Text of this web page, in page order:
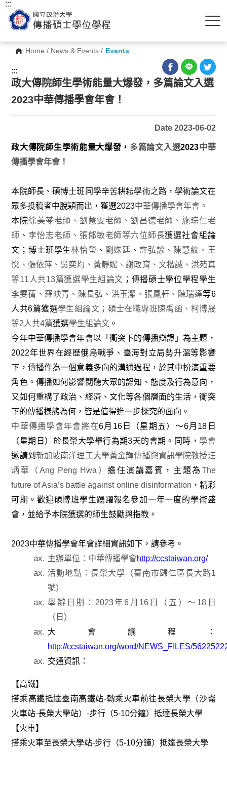
Home / News & Events / Events
:::
:::
政大傳院師生學術能量大爆發，多篇論文入選
2023中華傳播學會年會！
Date 2023-06-02
政大傳院師生學術能量大爆發， 多篇論文入選2023中華
傳播學會年會！
本院師長、碩博士班同學辛苦耕耘學術之路，學術論文在
眾多投稿者中脫穎而出，獲選2023中華傳播學會年會。
本院徐美苓老師、劉慧雯老師、劉昌德老師、施琮仁老
師 、 李怡志老師、張郁敏老師等六位師長獲選社會組論
文；博士班學生林怡瑩 、 劉姝廷 、 許弘諺、陳慧紋、王
悅、張依萍、吳奕均、黃靜妮、謝政育、文楷誠、洪苑真
等11人共13篇獲選學生組論文 ；傳播碩士學位學程學生
李雯蒨、羅映青、陳長弘、洪玉潔、張鳳軒、陳瑞達等6
人共6篇獲選學生組論文；碩士在職專班陳禹函、柯博晟
等2人共4篇獲選學生組論文 。
今年中華傳播學會年會以「衝突下的傳播辯證」為主題，
2022年世界在經歷俄烏戰爭、臺海對立局勢升溫等影響
下，傳播作為一個意義多向的溝通過程，於其中扮演重要
角色。傳播如何影響閱聽大眾的認知、態度及行為意向，
又如何重構了政治、經濟、文化等各個層面的生活，衝突
下的傳播樣態為何，皆是值得進一步探究的面向。
中華傳播學會年會將在6月 16日（星期五）～6月 18 日
（星期日）於長榮大學舉行為期3天的會期。同時，學會
邀請到 新加坡南洋理工大學黃金輝傳播與資訊學院教授汪
炳華（Ang Peng Hwa）擔任演講嘉賓，主題為 The
future of Asia’s battle against online disinformation ，精彩
可期。歡迎碩博班學生踴躍報名參加一年一度的學術盛
會，並給予本院獲選的師生鼓勵與指教。
2023中華傳播學會年會詳細資訊如下，請參考。
主辦單位：中華傳播學會http://ccstaiwan.org/
活動地點：長榮大學（臺南市歸仁區長大路1
號）
舉辦日期：2023年6月16日（五）～18日
（日）
大會議程：
http://ccstaiwan.org/word/NEWS_FILES/
交通資訊：
【高鐵】
搭乘高鐵抵達臺南高鐵站-轉乘火車前往長榮大學（沙崙
火車站-長榮大學站）-步行（5-10分鐘）抵達長榮大學
【火車】
搭乘火車至長榮大學站-步行（5-10分鐘）抵達長榮大學